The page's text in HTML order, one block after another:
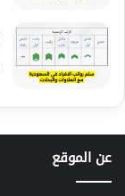
عن الموقع